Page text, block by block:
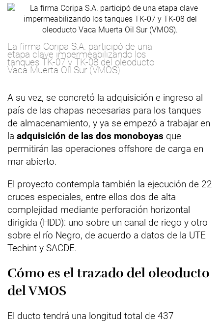
La firma Coripa S.A. participó de una
etapa clave impermeabilizando los
tanques TK-07 y TK-08 del oleoducto
Vaca Muerta Oil Sur (VMOS).
A su vez, se concretó la adquisición e ingreso al
país de las chapas necesarias para los tanques
de almacenamiento, y ya se empezó a trabajar en
la adquisición de las dos monoboyas que
permitirán las operaciones offshore de carga en
mar abierto.
El proyecto contempla también la ejecución de 22
cruces especiales, entre ellos dos de alta
complejidad mediante perforación horizontal
dirigida (HDD): uno sobre un canal de riego y otro
sobre el río Negro, de acuerdo a datos de la UTE
Techint y SACDE.
Cómo es el trazado del oleoducto
del VMOS
El ducto tendrá una longitud total de 437